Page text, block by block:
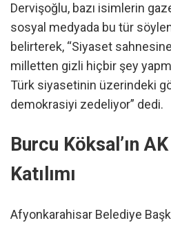
Dervişoğlu, bazı isimlerin
sosyal medyada bu tür
belirterek, “Siyaset
milletten gizli hiçbir şey
Türk siyasetinin üzerindeki
demokrasiyi zedeliyor” dedi.
Burcu Köksal’ın
Katılımı
Afyonkarahisar Belediye